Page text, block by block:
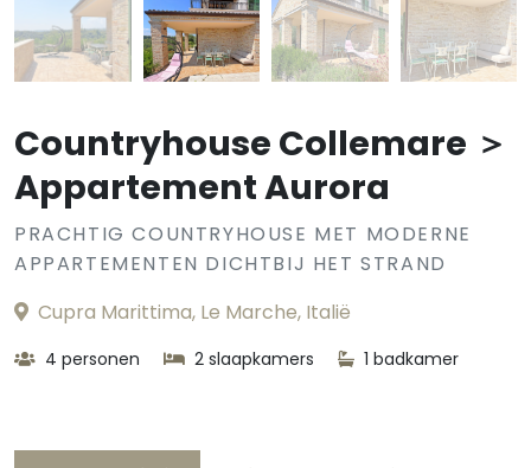
Countryhouse Collemare ＞
Appartement Aurora
PRACHTIG COUNTRYHOUSE MET MODERNE
APPARTEMENTEN DICHTBIJ HET STRAND
Cupra Marittima, Le Marche, Italië
4 personen 2 slaapkamers 1 badkamer